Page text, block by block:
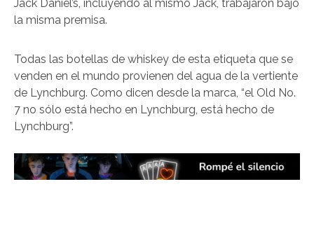
Jack Daniel’s, incluyendo al mismo Jack, trabajaron bajo
la misma premisa.
Todas las botellas de whiskey de esta etiqueta que se
venden en el mundo provienen del agua de la vertiente
de Lynchburg. Como dicen desde la marca, “el Old No.
7 no sólo está hecho en Lynchburg, está hecho de
Lynchburg”.